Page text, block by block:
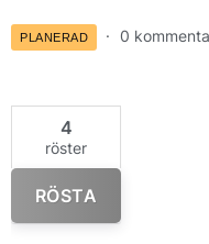
PLANERAD 0
4
röster
RÖSTA